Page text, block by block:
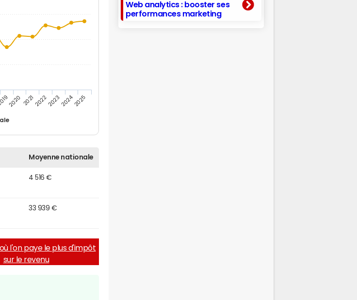
2020 20212022202320242025
Moyenne nationale
4 516 €
33 939 €
où l'on paye le plus d'impôt
sur le revenu
Web analytics : booster ses
performances marketing